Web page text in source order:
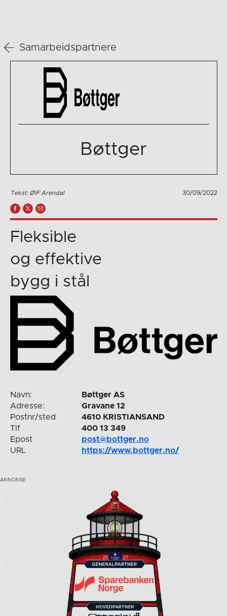
Samarbeidspartnere
Bøttger
Tekst: ØIF Arendal 30/09/2022
Fleksible
og effektive
bygg i stål
Navn:
Bøttger AS
Adresse:
Gravane 12
Postnr/sted
4610 KRISTIANSAND
Tlf
400 13 349
Epost
post@bottger.no
URL
https://www.bottger.no/